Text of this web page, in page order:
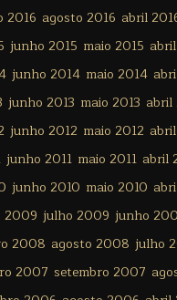
2016 agosto 2016 abril
junho 2015 maio 2015
junho 2014 maio 2014
junho 2013 maio 2013 abril
junho 2012 maio 2012
junho 2011 maio 2011 abril
junho 2010 maio 2010
2009 julho 2009 junho
2008 agosto 2008 julho
2007 setembro 2007